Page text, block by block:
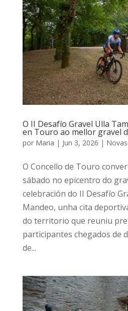
O II Desafío Gravel Ulla
en Touro ao mellor gravel
por Maria | Jun 3, 2026 | Novas
O Concello de Touro
sábado no epicentro do
celebración do II Desafío
Mandeo, unha cita
do territorio que reuniu
participantes chegados de
de...